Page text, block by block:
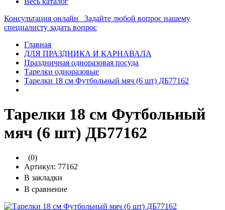
Консультация онлайн
Задайте любой вопрос нашему
специалисту задать вопрос
Главная
ДЛЯ ПРАЗДНИКА И КАРНАВАЛА
Праздничная одноразовая посуда
Тарелки одноразовые
Тарелки 18 см Футбольный мяч (6 шт) ДБ77162
Тарелки 18 см Футбольный
мяч (6 шт) ДБ77162
(0)
Артикул: 77162
В закладки
В сравнение